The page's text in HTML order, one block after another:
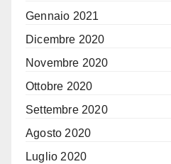
Gennaio 2021
Dicembre 2020
Novembre 2020
Ottobre 2020
Settembre 2020
Agosto 2020
Luglio 2020